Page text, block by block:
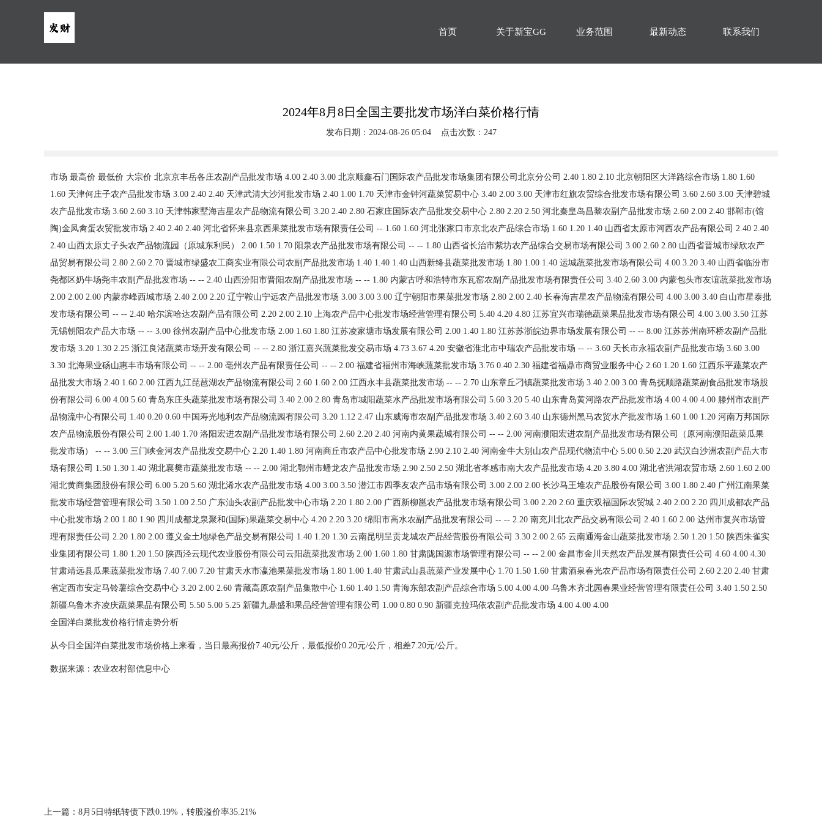
首页 关于新宝GG 业务范围 最新动态 联系我们
2024年8月8日全国主要批发市场洋白菜价格行情
发布日期：2024-08-26 05:04 点击次数：247
市场 最高价 最低价 大宗价 北京京丰岳各庄农副产品批发市场 4.00 2.40 3.00 北京顺鑫石门国际农产品批发市场集团有限公司北京分公司 2.40 1.80 2.10 北京朝阳区大洋路综合市场 1.80 1.60 1.60 天津何庄子农产品批发市场 3.00 2.40 2.40 天津武清大沙河批发市场 2.40 1.00 1.70 天津市金钟河蔬菜贸易中心 3.40 2.00 3.00 天津市红旗农贸综合批发市场有限公司 3.60 2.60 3.00 天津碧城农产品批发市场 3.60 2.60 3.10 天津韩家墅海吉星农产品物流有限公司 3.20 2.40 2.80 石家庄国际农产品批发交易中心 2.80 2.20 2.50 河北秦皇岛昌黎农副产品批发市场 2.60 2.00 2.40 邯郸市(馆陶)金凤禽蛋农贸批发市场 2.40 2.40 2.40 河北省怀来县京西果菜批发市场有限责任公司 -- 1.60 1.60 河北张家口市京北农产品综合市场 1.60 1.20 1.40 山西省太原市河西农产品有限公司 2.40 2.40 2.40 山西太原丈子头农产品物流园（原城东利民） 2.00 1.50 1.70 阳泉农产品批发市场有限公司 -- -- 1.80 山西省长治市紫坊农产品综合交易市场有限公司 3.00 2.60 2.80 山西省晋城市绿欣农产品贸易有限公司 2.80 2.60 2.70 晋城市绿盛农工商实业有限公司农副产品批发市场 1.40 1.40 1.40 山西新绛县蔬菜批发市场 1.80 1.00 1.40 运城蔬菜批发市场有限公司 4.00 3.20 3.40 山西省临汾市尧都区奶牛场尧丰农副产品批发市场 -- -- 2.40 山西汾阳市晋阳农副产品批发市场 -- -- 1.80 内蒙古呼和浩特市东瓦窑农副产品批发市场有限责任公司 3.40 2.60 3.00 内蒙包头市友谊蔬菜批发市场 2.00 2.00 2.00 内蒙赤峰西城市场 2.40 2.00 2.20 辽宁鞍山宁远农产品批发市场 3.00 3.00 3.00 辽宁朝阳市果菜批发市场 2.80 2.00 2.40 长春海吉星农产品物流有限公司 4.00 3.00 3.40 白山市星泰批发市场有限公司 -- -- 2.40 哈尔滨哈达农副产品有限公司 2.20 2.00 2.10 上海农产品中心批发市场经营管理有限公司 5.40 4.20 4.80 江苏宜兴市瑞德蔬菜果品批发市场有限公司 4.00 3.00 3.50 江苏无锡朝阳农产品大市场 -- -- 3.00 徐州农副产品中心批发市场 2.00 1.60 1.80 江苏凌家塘市场发展有限公司 2.00 1.40 1.80 江苏苏浙皖边界市场发展有限公司 -- -- 8.00 江苏苏州南环桥农副产品批发市场 3.20 1.30 2.25 浙江良渚蔬菜市场开发有限公司 -- -- 2.80 浙江嘉兴蔬菜批发交易市场 4.73 3.67 4.20 安徽省淮北市中瑞农产品批发市场 -- -- 3.60 天长市永福农副产品批发市场 3.60 3.00 3.30 北海果业砀山惠丰市场有限公司 -- -- 2.00 亳州农产品有限责任公司 -- -- 2.00 福建省福州市海峡蔬菜批发市场 3.76 0.40 2.30 福建省福鼎市商贸业服务中心 2.60 1.20 1.60 江西乐平蔬菜农产品批发大市场 2.40 1.60 2.00 江西九江琵琶湖农产品物流有限公司 2.60 1.60 2.00 江西永丰县蔬菜批发市场 -- -- 2.70 山东章丘刁镇蔬菜批发市场 3.40 2.00 3.00 青岛抚顺路蔬菜副食品批发市场股份有限公司 6.00 4.00 5.60 青岛东庄头蔬菜批发市场有限公司 3.40 2.00 2.80 青岛市城阳蔬菜水产品批发市场有限公司 5.60 3.20 5.40 山东青岛黄河路农产品批发市场 4.00 4.00 4.00 滕州市农副产品物流中心有限公司 1.40 0.20 0.60 中国寿光地利农产品物流园有限公司 3.20 1.12 2.47 山东威海市农副产品批发市场 3.40 2.60 3.40 山东德州黑马农贸水产批发市场 1.60 1.00 1.20 河南万邦国际农产品物流股份有限公司 2.00 1.40 1.70 洛阳宏进农副产品批发市场有限公司 2.60 2.20 2.40 河南内黄果蔬城有限公司 -- -- 2.00 河南濮阳宏进农副产品批发市场有限公司（原河南濮阳蔬菜瓜果批发市场） -- -- 3.00 三门峡金河农产品批发交易中心 2.20 1.40 1.80 河南商丘市农产品中心批发市场 2.90 2.10 2.40 河南金牛大别山农产品现代物流中心 5.00 0.50 2.20 武汉白沙洲农副产品大市场有限公司 1.50 1.30 1.40 湖北襄樊市蔬菜批发市场 -- -- 2.00 湖北鄂州市蟠龙农产品批发市场 2.90 2.50 2.50 湖北省孝感市南大农产品批发市场 4.20 3.80 4.00 湖北省洪湖农贸市场 2.60 1.60 2.00 湖北黄商集团股份有限公司 6.00 5.20 5.60 湖北浠水农产品批发市场 4.00 3.00 3.50 潜江市四季友农产品市场有限公司 3.00 2.00 2.00 长沙马王堆农产品股份有限公司 3.00 1.80 2.40 广州江南果菜批发市场经营管理有限公司 3.50
全国洋白菜批发价格行情走势分析
从今日全国洋白菜批发市场价格上来看，当日最高报价7.40元/公斤，最低报价0.20元/公斤，相差7.20元/公斤。
数据来源：农业农村部信息中心
上一篇： 8月5日特纸转债下跌0.19%，转股溢价率35.21%